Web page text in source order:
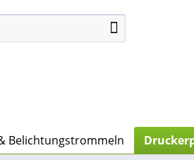
Belichtungstrommeln